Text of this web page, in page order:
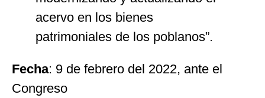
acervo en los bienes
patrimoniales de los poblanos”.
Fecha: 9 de febrero del 2022, ante el
Congreso